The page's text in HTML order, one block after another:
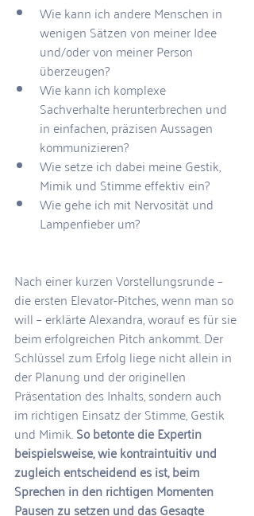
Wie kann ich andere Menschen in
wenigen Sätzen von meiner Idee
und/oder von meiner Person
überzeugen?
Wie kann ich komplexe
Sachverhalte herunterbrechen und
in einfachen, präzisen Aussagen
kommunizieren?
Wie setze ich dabei meine Gestik,
Mimik und Stimme effektiv ein?
Wie gehe ich mit Nervosität und
Lampenfieber um?
Nach einer kurzen Vorstellungsrunde –
die ersten Elevator-Pitches, wenn man so
will – erklärte Alexandra, worauf es für sie
beim erfolgreichen Pitch ankommt. Der
Schlüssel zum Erfolg liege nicht allein in
der Planung und der originellen
Präsentation des Inhalts, sondern auch
im richtigen Einsatz der Stimme, Gestik
und Mimik. So betonte die Expertin
beispielsweise, wie kontraintuitiv und
zugleich entscheidend es ist, beim
Sprechen in den richtigen Momenten
Pausen zu setzen und das Gesagte